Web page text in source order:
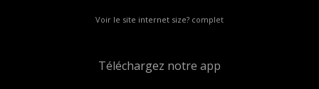
Voir le site internet size? complet
Téléchargez notre app